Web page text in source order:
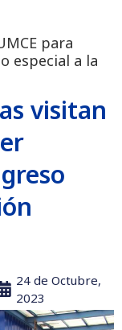
para
especial a la
visitan
24 de Octubre,
2023